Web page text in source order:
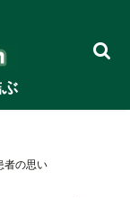
者の思い